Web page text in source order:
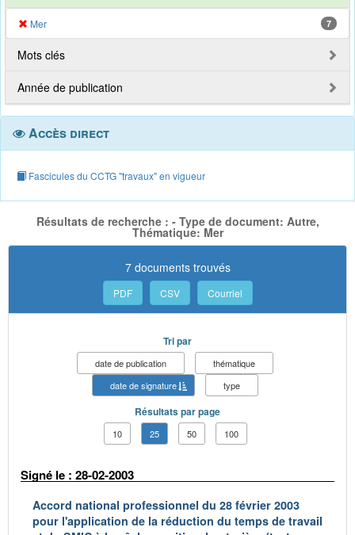
Mer 7
Mots clés
Année de publication
Accès direct
Fascicules du CCTG "travaux" en vigueur
Résultats de recherche : - Type de document: Autre,
Thématique: Mer
7 documents trouvés
PDF CSV Courriel
Tri par
date de publication
thématique
date de signature
type
Résultats par page
10 25 50 100
Signé le : 28-02-2003
Accord national professionnel du 28 février 2003
pour l'application de la réduction du temps de travail